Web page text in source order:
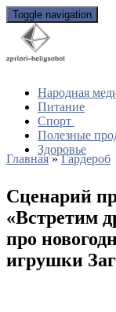
Toggle navigation
Народная
Питание
Спорт
Полезные
Здоровье
Главная»Гардероб
Сценарий
«Встретим
про
игрушки